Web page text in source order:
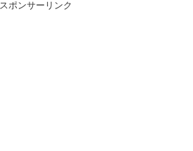
スポンサーリンク